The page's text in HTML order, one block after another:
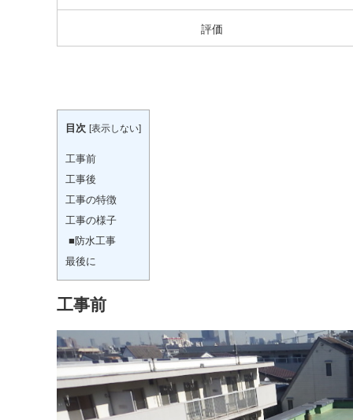
評価
目次 [表示しない]
工事前
工事後
工事の特徴
工事の様子
■防水工事
最後に
工事前